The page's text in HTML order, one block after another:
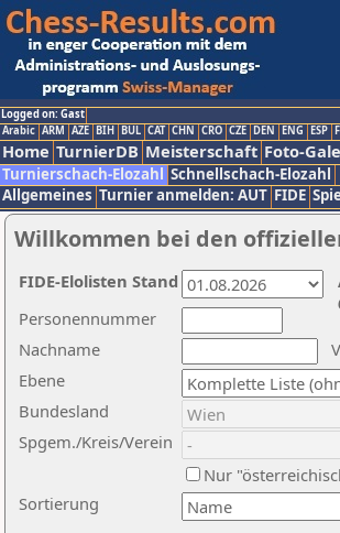
Logged on: Gast
Arabic ARM AZE BIH BUL CAT CHN CRO CZE DEN ENG ESP
Home TurnierDB Meisterschaft Foto-
Turnierschach-Elozahl Schnellschach-Elozahl
Allgemeines Turnier anmelden: AUT FIDE
Willkommen bei den
Nachname
Ebene
Sortierung
Personennummer
Bundesland
Spgem./Kreis/Verein
Nur
FIDE-Elolisten Stand